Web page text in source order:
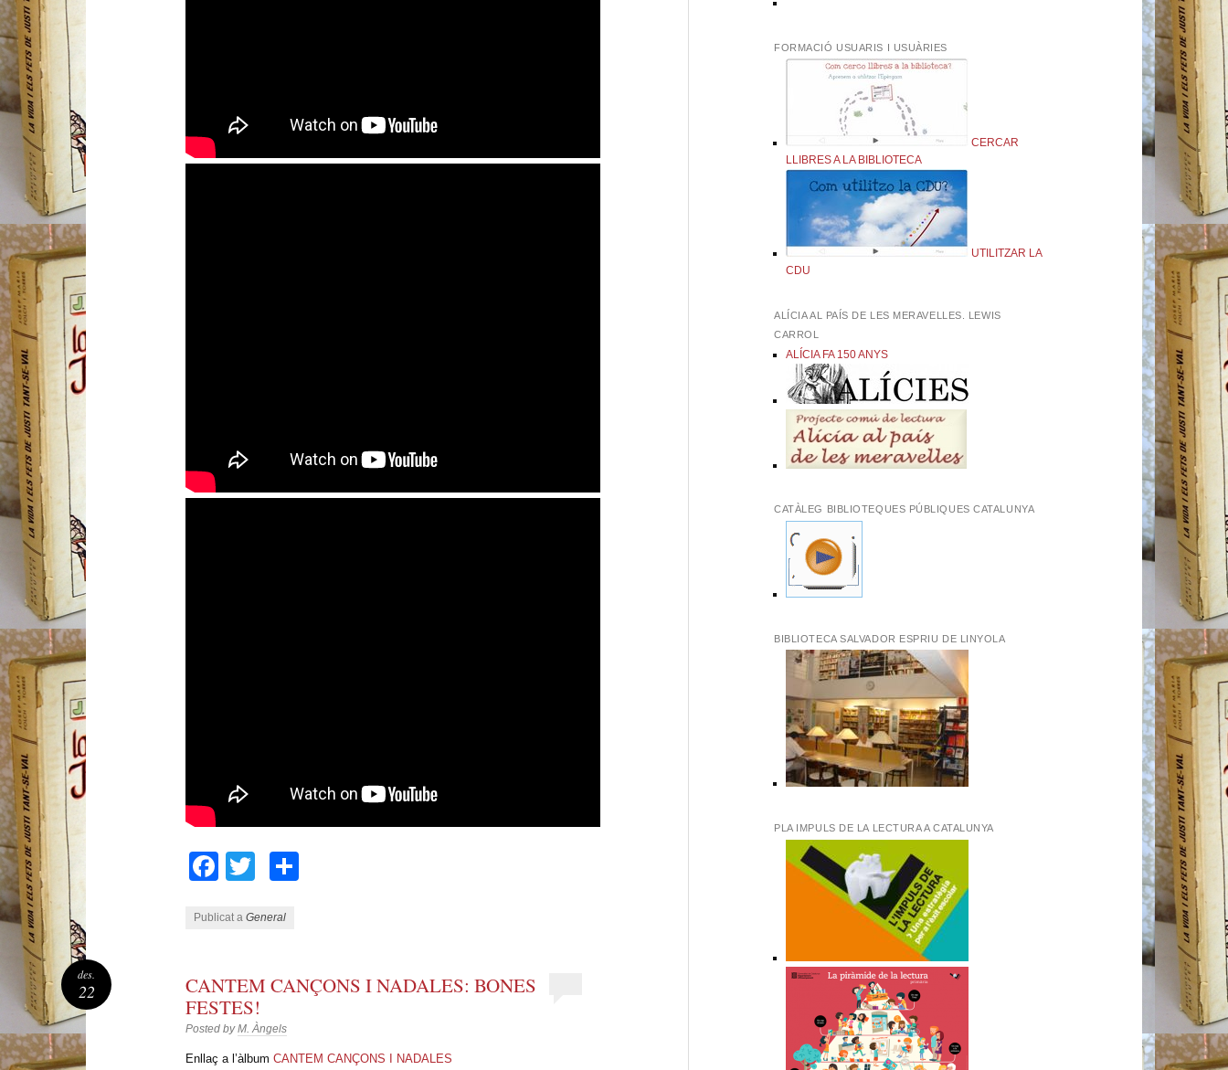
Facebook
Twitter
Publicat aGeneral
CANTEM CANÇONS I NADALES: BONES
FESTES!
Posted byM. Àngels
Enllaç a l’àlbumCANTEM CANÇONS I NADALES
des.
22
FORMACIÓ USUARIS I USUÀRIES
CERCAR
LLIBRES A LA BIBLIOTECA
UTILITZAR LA
CDU
ALÍCIA AL PAÍS DE LES MERAVELLES. LEWIS
CARROL
ALÍCIA FA 150 ANYS
CATÀLEG BIBLIOTEQUES PÚBLIQUES CATALUNYA
BIBLIOTECA SALVADOR ESPRIU DE LINYOLA
PLA IMPULS DE LA LECTURA A CATALUNYA